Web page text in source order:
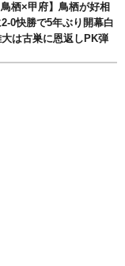
鳥栖×甲府】鳥栖が好相
0快勝で5年ぶり開幕白
は古巣に恩返しPK弾